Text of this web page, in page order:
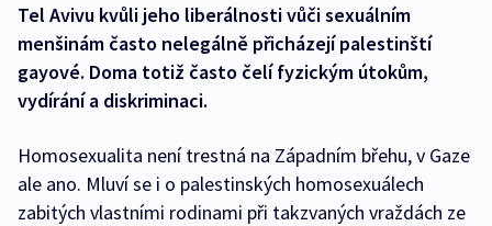
Tel Avivu kvůli jeho liberálnosti vůči sexuálním
menšinám často nelegálně přicházejí palestinští
gayové. Doma totiž často čelí fyzickým útokům,
vydírání a diskriminaci.
Homosexualita není trestná na Západním břehu, v Gaze
ale ano. Mluví se i o palestinských homosexuálech
zabitých vlastními rodinami při takzvaných vraždách ze